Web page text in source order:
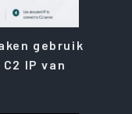
gebruik
IP van